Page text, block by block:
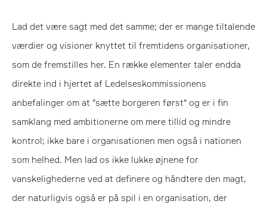
Lad det være sagt med det samme; der er mange tiltalende
værdier og visioner knyttet til fremtidens organisationer,
som de fremstilles her. En række elementer taler endda
direkte ind i hjertet af Ledelseskommissionens
anbefalinger om at "sætte borgeren først" og er i fin
samklang med ambitionerne om mere tillid og mindre
kontrol; ikke bare i organisationen men også i nationen
som helhed. Men lad os ikke lukke øjnene for
vanskelighederne ved at definere og håndtere den magt,
der naturligvis også er på spil i en organisation, der